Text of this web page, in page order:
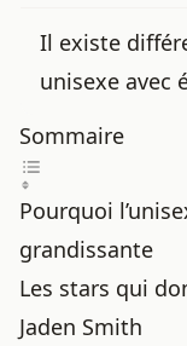
Il existe
unisexe avec
Sommaire
Pourquoi
grandissante
Les stars qui
Jaden Smith